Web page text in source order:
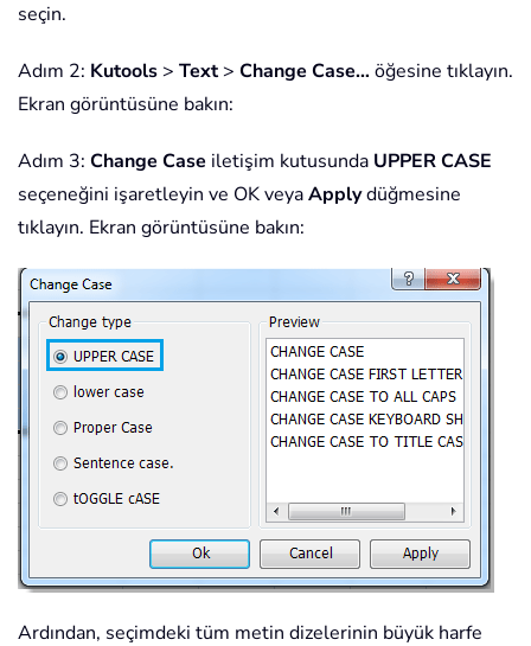
seçin.
Adım 2: Kutools > Text> Change Case… öğesine tıklayın.
Ekran görüntüsüne bakın:
Adım 3: Change Case iletişim kutusunda UPPER CASE
seçeneğini işaretleyin ve OK veyaApplydüğmesine
tıklayın. Ekran görüntüsüne bakın:
Ardından, seçimdeki tüm metin dizelerinin büyük harfe